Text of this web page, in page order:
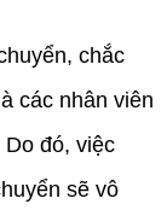
chắc
các nhân viên
đó, việc
sẽ vô